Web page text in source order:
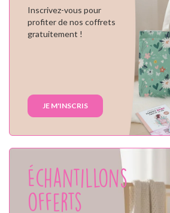
Inscrivez-vous pour
profiter de nos coffrets
gratuitement !
JE M'INSCRIS
Échantillons
offerts